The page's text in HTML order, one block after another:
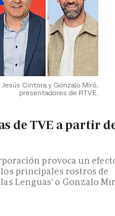
Cintora y Gonzalo Miró,
presentadores de RTVE.
de TVE a partir
provoca un
principales rostros de
Lenguas' o Gonzalo